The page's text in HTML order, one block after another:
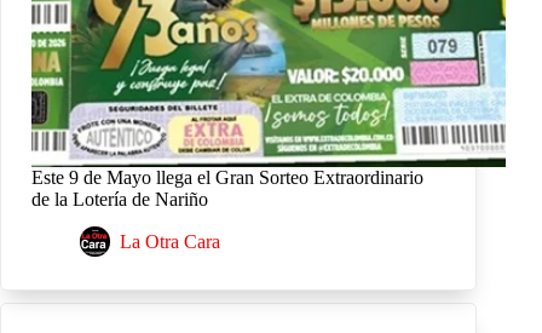
Este 9 de Mayo llega el Gran Sorteo Extraordinario
de la Lotería de Nariño
La Otra Cara